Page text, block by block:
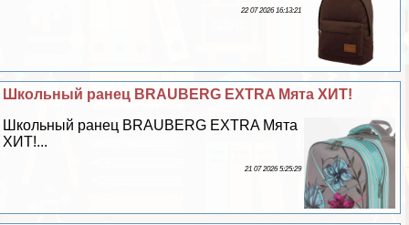
22 07 2026 16:13:21
Школьный ранец BRAUBERG EXTRA Мята ХИТ!
Школьный ранец BRAUBERG EXTRA Мята
ХИТ!...
21 07 2026 5:25:29